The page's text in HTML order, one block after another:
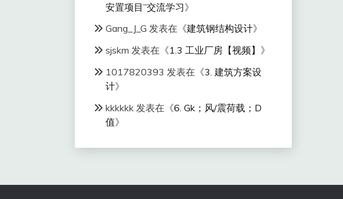
安置项目”交流学习》
Gang_J_G 发表在《建筑钢结构设计》
sjskm 发表在《1.3 工业厂房【视频】 》
1017820393 发表在《3. 建筑方案设
计》
kkkkkk 发表在《6. Gk；风/震荷载；D
值》